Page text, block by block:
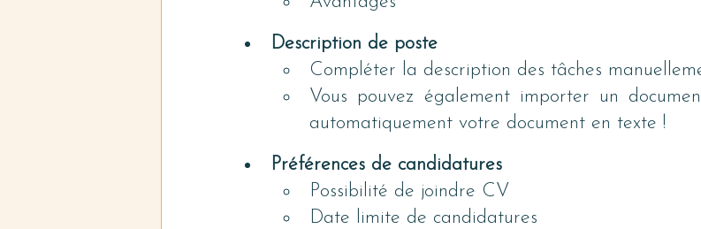
Description de poste
Compléter la description des tâches
Vous pouvez également importer un
automatiquement votre document en texte !
Préférences de candidatures
Possibilité de joindre CV
Date limite de candidatures